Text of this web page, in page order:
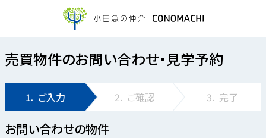
売買物件のお問い合わせ・見学予約
1. ご入力 2. ご確認 3. 完了
お問い合わせの物件